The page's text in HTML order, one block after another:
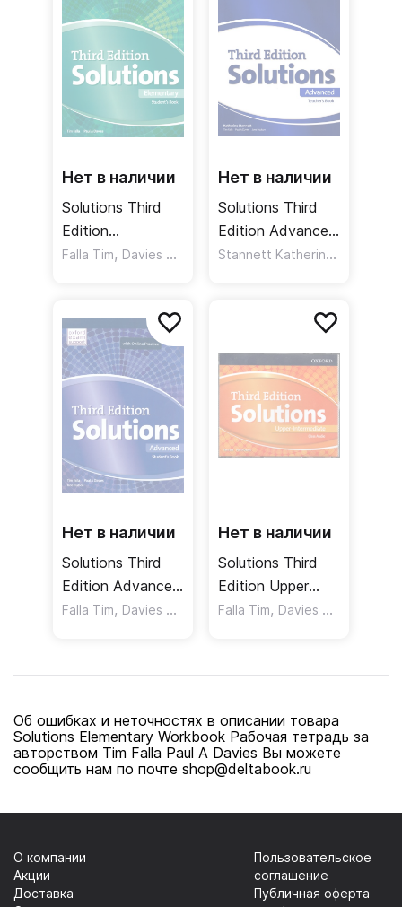
Нет в наличии
Solutions Third
Edition
Elementary
Учебник с онлайн
практикой
Falla Tim, Davies Paul A
Нет в наличии
Solutions Third
Edition Advanced
Teacher's Book Stannett Katherine,
Нет в наличии
Solutions Third
Edition Advanced
Student's Book
практикой
Falla Tim, Davies Paul A Hudson Jane
Нет в наличии
Solutions Third
Edition Upper
Intermediate
Falla Tim, Davies Paul A
Об ошибках и неточностях в описании товара
Solutions Elementary Workbook Рабочая тетрадь за
авторством Tim Falla Paul A Davies Вы можете
сообщить нам по почте shop@deltabook.ru
О компании
Акции
Доставка
Пользовательское
соглашение
Публичная оферта